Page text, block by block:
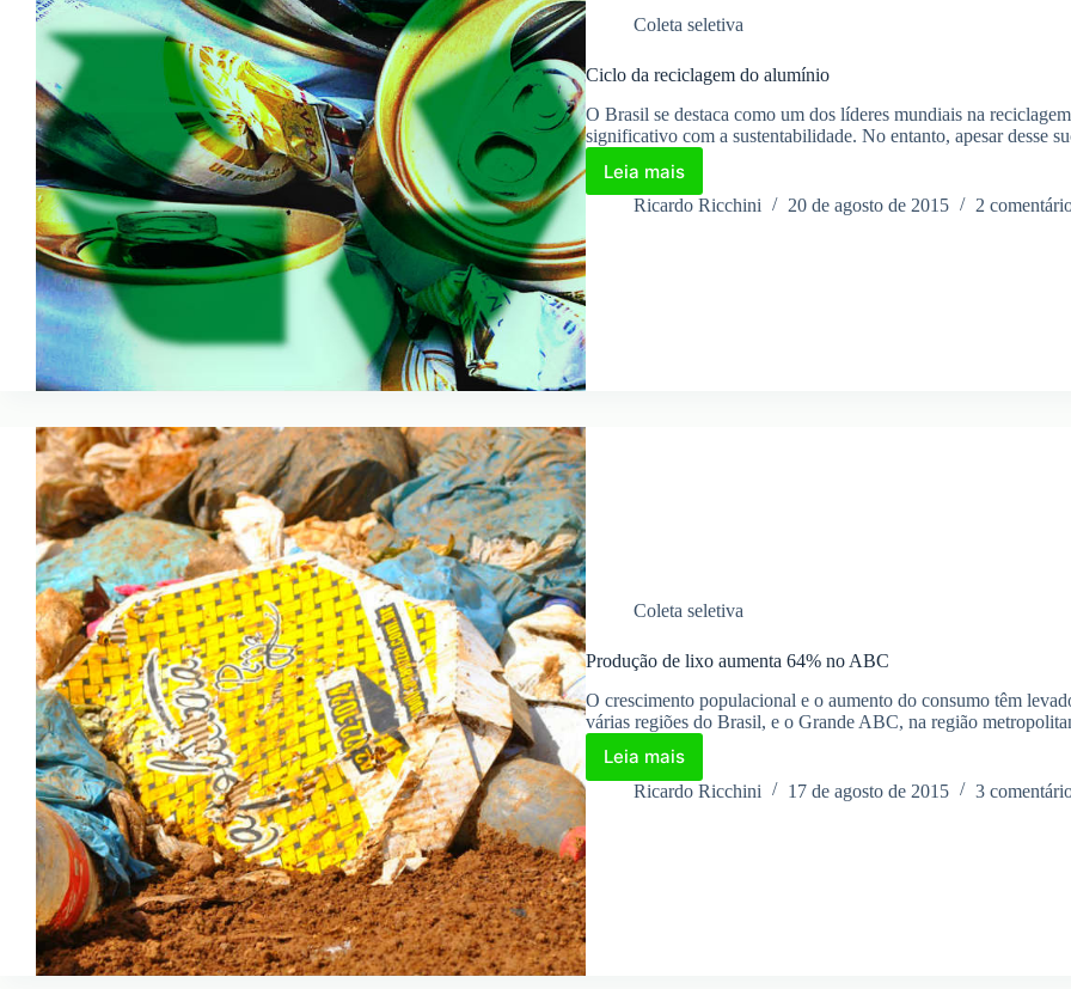
Coleta seletiva
Ciclo da reciclagem do alumínio
O Brasil se destaca como um dos líderes mundiais na
significativo com a sustentabilidade. No entanto, apesar desse
Leia mais
Ciclo
da
Ricardo Ricchini 20 de agosto de 2015 2
Coleta seletiva
Produção de lixo aumenta 64% no ABC
O crescimento populacional e o aumento do consumo têm
várias regiões do Brasil, e o Grande ABC, na região
Leia mais
Produção
de
Ricardo Ricchini 17 de agosto de 2015 3